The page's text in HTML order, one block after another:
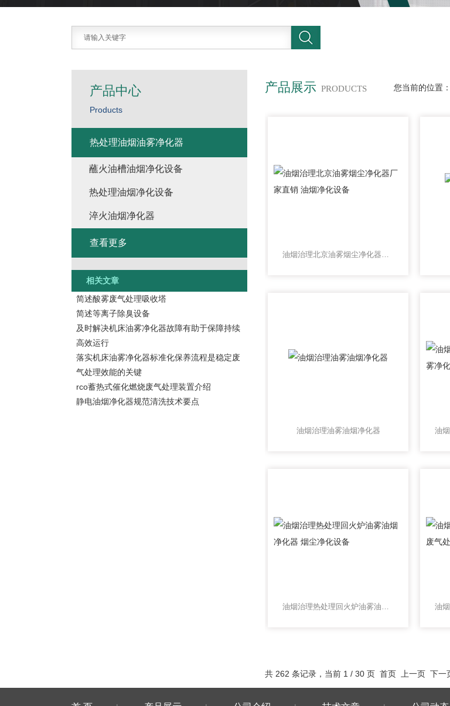
产品展示 PRODUCTS 您当前的位置：
油烟治理北京油雾烟尘净化器厂家直销 油烟净化设备
油烟治理油雾油烟净化器
油烟治理热处理回火炉油雾油烟净化器 烟尘净化设备
共 262 条记录，当前 1 / 30 页 首页 上一页 下一
产品中心
Products
热处理油烟油雾净化器
蘸火油槽油烟净化设备
热处理油烟净化设备
淬火油烟净化器
查看更多
相关文章
简述酸雾废气处理吸收塔
简述等离子除臭设备
及时解决机床油雾净化器故障有助于保障持续
高效运行
落实机床油雾净化器标准化保养流程是稳定废
气处理效能的关键
rco蓄热式催化燃烧废气处理装置介绍
静电油烟净化器规范清洗技术要点